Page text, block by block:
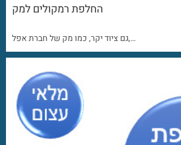
החלפת רמקולים למק
גם ציוד יקר, כמו מק של חברת אפל,…